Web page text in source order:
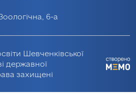
6-а
Шевченківської
державної
захищені